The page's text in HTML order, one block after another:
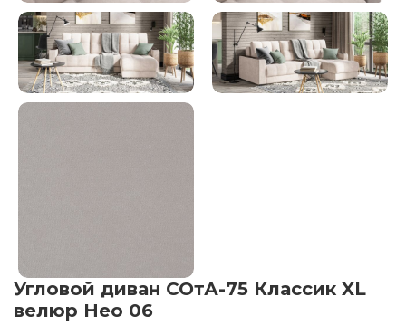
Угловой диван СОтА-75 Классик XL
велюр Нео 06